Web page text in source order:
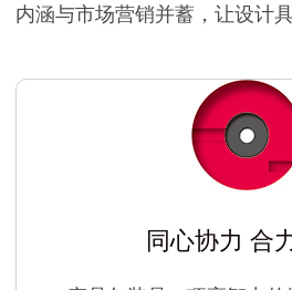
内涵与市场营销并蓄，让设计
同心协力 合